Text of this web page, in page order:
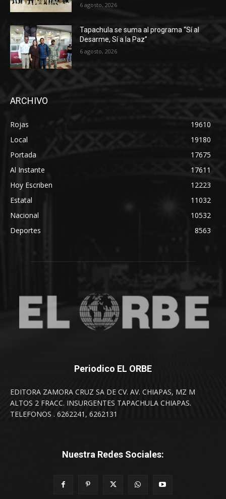
6 agosto, 2026
Tapachula se suma al programa “Sí al
Desarme, Sí a la Paz”
6 agosto, 2026
ARCHIVO
Rojas
19610
Local
19180
Portada
17675
Al Instante
17611
Hoy Escriben
12223
Estatal
11032
Nacional
10532
Deportes
8563
Periodico EL ORBE
EDITORA ZAMORA CRUZ SA DE CV. AV. CHIAPAS, MZ M
ALTOS 2 FRACC. INSURGENTES TAPACHULA CHIAPAS.
TELEFONOS . 6262241, 6262131
Nuestra Redes Sociales: